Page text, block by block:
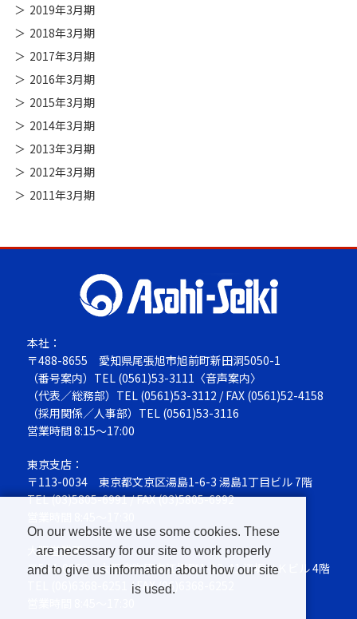
2019年3月期
2018年3月期
2017年3月期
2016年3月期
2015年3月期
2014年3月期
2013年3月期
2012年3月期
2011年3月期
本社：
〒488-8655 愛知県尾張旭市旭前町新田洞5050-1
（番号案内）TEL (0561)53-3111 〈音声案内〉
（代表／総務部）TEL (0561)53-3112 / FAX (0561)52-4158
（採用関係／人事部）TEL (0561)53-3116
営業時間 8:15～17:00
東京支店：
〒113-0034 東京都文京区湯島1-6-3 湯島1丁目ビル 7階
TEL(03)5805-6991/ FAX (03)5805-6992
大阪営業所：
〒564-0063大阪府吹田市江坂町1-13-41 江坂ＮＫビル 4階
/ FAX (06)6368-6252
On our website we use some cookies. These
are necessary for our site to work properly
and to give us information about how our site
is used.